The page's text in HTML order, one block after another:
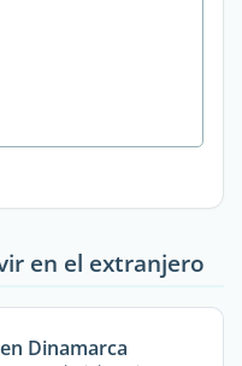
en el extranjero
Dinamarca